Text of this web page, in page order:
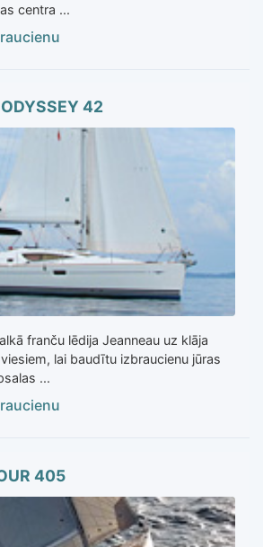
centra ...
42
franču lēdija Jeanneau uz klāja
lai baudītu izbraucienu jūras
...
405